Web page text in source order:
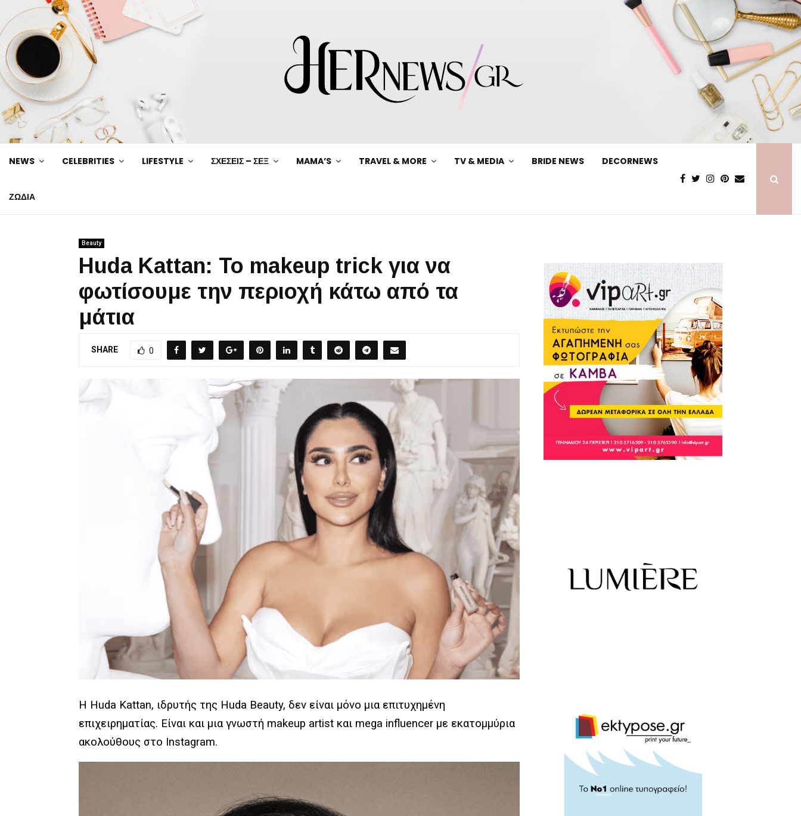
NEWS CELEBRITIES LIFESTYLE ΣΧΕΣΕΙΣ – ΣΕΞ MAMA’S TRAVEL & MORE TV & MEDIA BRIDE NEWS DECORNEWS
ΖΩΔΙΑ
Beauty
Huda Kattan: To makeup trick για να
φωτίσουμε την περιοχή κάτω από τα
μάτια
SHARE 0
Η Huda Kattan, ιδρυτής της Huda Beauty, δεν είναι μόνο μια επιτυχημένη
επιχειρηματίας. Είναι και μια γνωστή makeup artist και mega influencer με εκατομμύρια
ακολούθους στο Instagram.